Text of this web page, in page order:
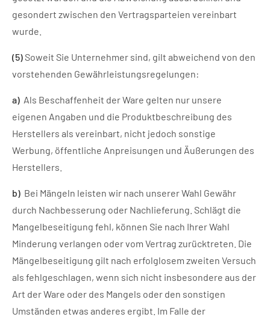
gesondert zwischen den Vertragsparteien vereinbart
wurde.
(5) Soweit Sie Unternehmer sind, gilt abweichend von den
vorstehenden Gewährleistungsregelungen:
a) Als Beschaffenheit der Ware gelten nur unsere
eigenen Angaben und die Produktbeschreibung des
Herstellers als vereinbart, nicht jedoch sonstige
Werbung, öffentliche Anpreisungen und Äußerungen des
Herstellers.
b) Bei Mängeln leisten wir nach unserer Wahl Gewähr
durch Nachbesserung oder Nachlieferung. Schlägt die
Mangelbeseitigung fehl, können Sie nach Ihrer Wahl
Minderung verlangen oder vom Vertrag zurücktreten. Die
Mängelbeseitigung gilt nach erfolglosem zweiten Versuch
als fehlgeschlagen, wenn sich nicht insbesondere aus der
Art der Ware oder des Mangels oder den sonstigen
Umständen etwas anderes ergibt. Im Falle der